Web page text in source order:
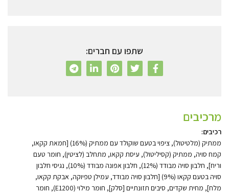
שתפו עם חברים:
מרכיבים
רכיבים:
ממתיק (מלטיטול), ציפוי בטעם שוקולד עם ממתיק (16%) [חמאת קקאו,
קמח סויה, ממתיק (קסיליטול), עיסת קקאו, מתחלב (לציטין), חומר טעם
וריח], חלבון סויה מבודד (12%), חלבון אפונה מבודד (10%), נגיסי חלבון
סויה בטעם קקאו (9%) [חלבון סויה מבודד, עמילן טפיוקה, אבקת קקאו,
מלח], מחית שקדים, סיבים תזונתיים [סלק], חומר מילוי (E1200), חומר